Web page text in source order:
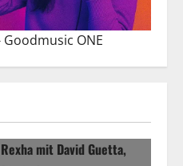
ONE
mit David Guetta,